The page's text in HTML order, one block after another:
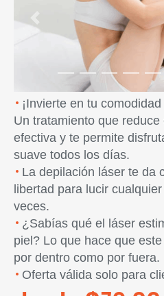
Previous
¡Invierte en tu
Un tratamiento que
efectiva y te permite
suave todos los días.
La depilación láser te da
libertad para lucir
veces.
¿Sabías qué el láser
piel? Lo que hace que
por dentro como por fuera.
Oferta válida solo para